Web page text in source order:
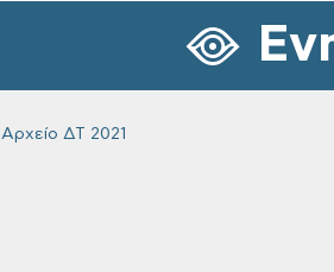
Αρχείο ΔΤ 2021